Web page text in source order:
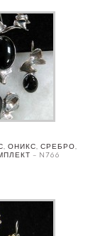
ОНИКС, СРЕБРО,
– N766